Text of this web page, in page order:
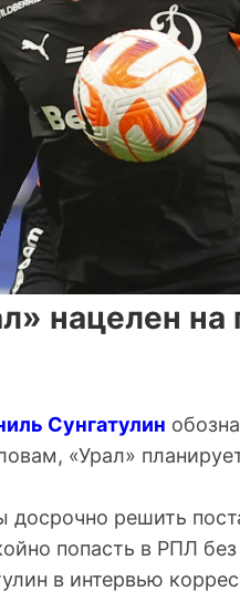
нацелен
Сунгатулин
«Урал»
досрочно решить
попасть в РПЛ
в интервью